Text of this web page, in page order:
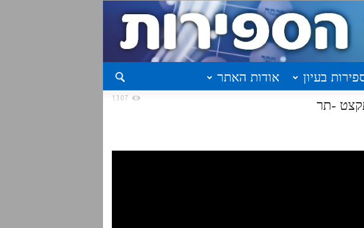
בעיון
אודות האתר
1307